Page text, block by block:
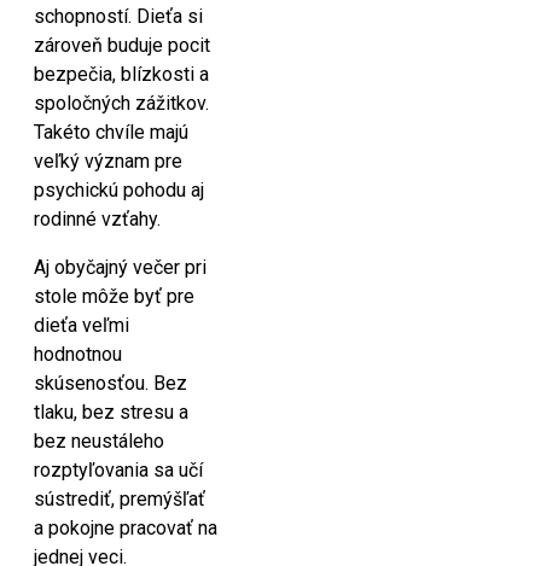
schopností. Dieťa si
zároveň buduje pocit
bezpečia, blízkosti a
spoločných zážitkov.
Takéto chvíle majú
veľký význam pre
psychickú pohodu aj
rodinné vzťahy.
Aj obyčajný večer pri
stole môže byť pre
dieťa veľmi
hodnotnou
skúsenosťou. Bez
tlaku, bez stresu a
bez neustáleho
rozptyľovania sa učí
sústrediť, premýšľať
a pokojne pracovať na
jednej veci.